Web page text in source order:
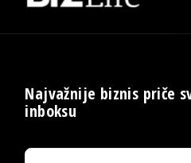
Najvažnije biznis priče
inboksu